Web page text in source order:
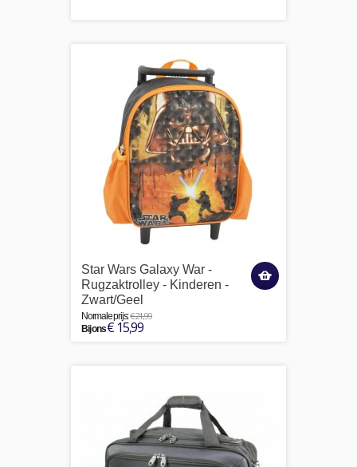
Star Wars Galaxy War -
Rugzaktrolley - Kinderen -
Zwart/Geel
Normale prijs:€ 21,99
Bij ons€ 15,99